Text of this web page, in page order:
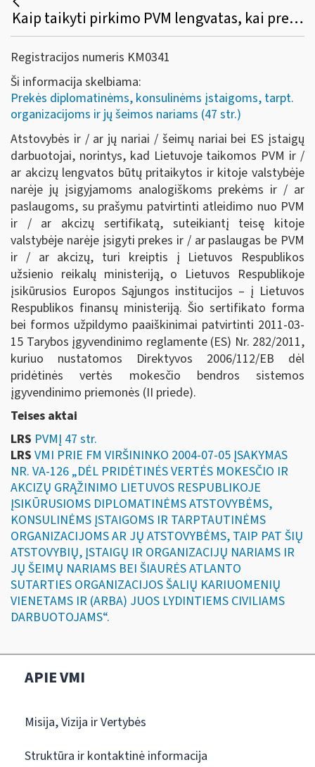
Kaip taikyti pirkimo PVM lengvatas, kai prekės (paslaugos) įsigyjamos kitoje ES valstybėje narėje?
Registracijos numeris KM0341
Ši informacija skelbiama:
Prekės diplomatinėms, konsulinėms įstaigoms, tarpt.
organizacijoms ir jų šeimos nariams (47 str.)
Atstovybės ir / ar jų nariai / šeimų nariai bei ES įstaigų
darbuotojai, norintys, kad Lietuvoje taikomos PVM ir /
ar akcizų lengvatos būtų pritaikytos ir kitoje valstybėje
narėje jų įsigyjamoms analogiškoms prekėms ir / ar
paslaugoms, su prašymu patvirtinti atleidimo nuo PVM
ir / ar akcizų sertifikatą, suteikiantį teisę kitoje
valstybėje narėje įsigyti prekes ir / ar paslaugas be PVM
ir / ar akcizų, turi kreiptis į Lietuvos Respublikos
užsienio reikalų ministeriją, o Lietuvos Respublikoje
įsikūrusios Europos Sąjungos institucijos – į Lietuvos
Respublikos finansų ministeriją. Šio sertifikato forma
bei formos užpildymo paaiškinimai patvirtinti 2011-03-
15 Tarybos įgyvendinimo reglamente (ES) Nr. 282/2011,
kuriuo nustatomos Direktyvos 2006/112/EB dėl
pridėtinės vertės mokesčio bendros sistemos
įgyvendinimo priemonės (II priede).
Teises aktai
LRS PVMĮ 47 str.
LRS VMI PRIE FM VIRŠININKO 2004-07-05 ĮSAKYMAS
NR. VA-126 „DĖL PRIDĖTINĖS VERTĖS MOKESČIO IR
AKCIZŲ GRĄŽINIMO LIETUVOS RESPUBLIKOJE
ĮSIKŪRUSIOMS DIPLOMATINĖMS ATSTOVYBĖMS,
KONSULINĖMS ĮSTAIGOMS IR TARPTAUTINĖMS
ORGANIZACIJOMS AR JŲ ATSTOVYBĖMS, TAIP PAT ŠIŲ
ATSTOVYBIŲ, ĮSTAIGŲ IR ORGANIZACIJŲ NARIAMS IR
JŲ ŠEIMŲ NARIAMS BEI ŠIAURĖS ATLANTO
SUTARTIES ORGANIZACIJOS ŠALIŲ KARIUOMENIŲ
VIENETAMS IR (ARBA) JUOS LYDINTIEMS CIVILIAMS
DARBUOTOJAMS“.
APIE VMI
Misija, Vizija ir Vertybės
Struktūra ir kontaktinė informacija